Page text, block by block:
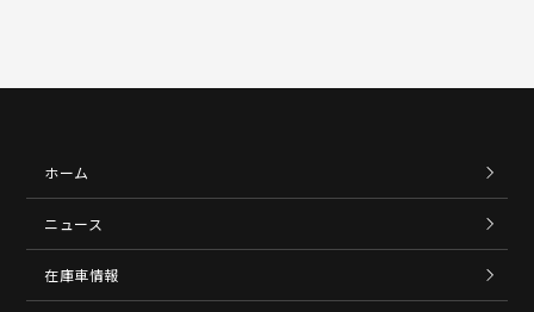
ホーム
ニュース
在庫車情報